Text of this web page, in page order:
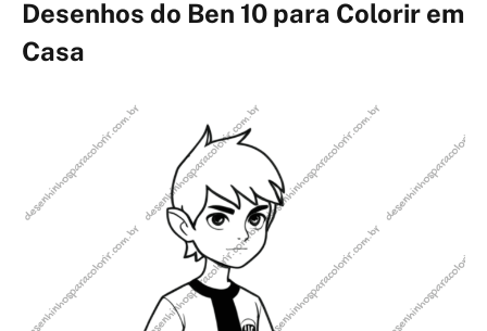
Desenhos do Ben 10 para Colorir em
Casa